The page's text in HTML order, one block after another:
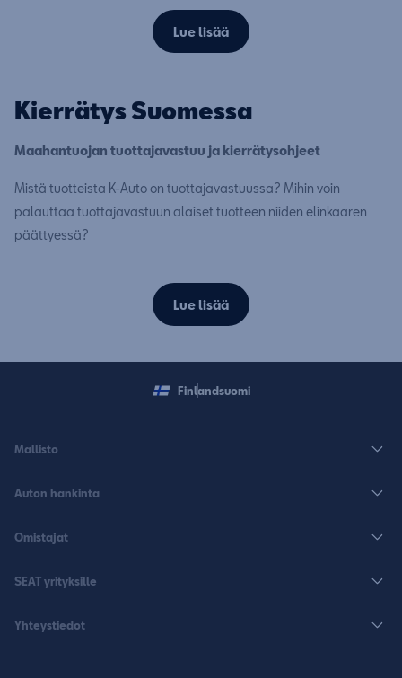
Lue lisää
Kierrätys Suomessa
Maahantuojan tuottajavastuu ja kierrätysohjeet
Mistä tuotteista K-Auto on tuottajavastuussa? Mihin voin
palauttaa tuottajavastuun alaiset tuotteen niiden elinkaaren
päättyessä?
Lue lisää
Finlandsuomi
Mallisto
Leon
Leon Sportstourer
Sähköautot
CUPRA
Auton hankinta
Autoja nopeaan toimitukseen
K-Auto SEAT
Varaa koeajo
Hinnastot ja esitteet
Omistajat
Lisävarusteet ja tarvikkeet
Huolenpitosopimus
SEAT yrityksille
Huolto ja takuu
Yhteystiedot